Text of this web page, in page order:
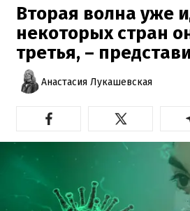
Вторая волна уже
некоторых стран
третья, –
Анастасия Лукашевская